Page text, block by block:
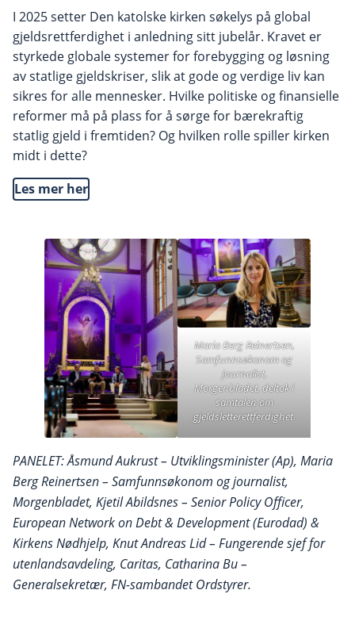
I 2025 setter Den katolske kirken søkelys på global
gjeldsrettferdighet i anledning sitt jubelår. Kravet er
styrkede globale systemer for forebygging og løsning
av statlige gjeldskriser, slik at gode og verdige liv kan
sikres for alle mennesker. Hvilke politiske og finansielle
reformer må på plass for å sørge for bærekraftig
statlig gjeld i fremtiden? Og hvilken rolle spiller kirken
midt i dette?
Les mer her
Maria Berg Reinertsen,
Samfunnsøkonom og
journalist,
Morgenbladet, deltok i
samtalen om
gjeldsletterettferdighet.
PANELET: Åsmund Aukrust – Utviklingsminister (Ap), Maria
Berg Reinertsen – Samfunnsøkonom og journalist,
Morgenbladet, Kjetil Abildsnes – Senior Policy Officer,
European Network on Debt & Development (Eurodad) &
Kirkens Nødhjelp, Knut Andreas Lid – Fungerende sjef for
utenlandsavdeling, Caritas, Catharina Bu –
Generalsekretær, FN-sambandet Ordstyrer.